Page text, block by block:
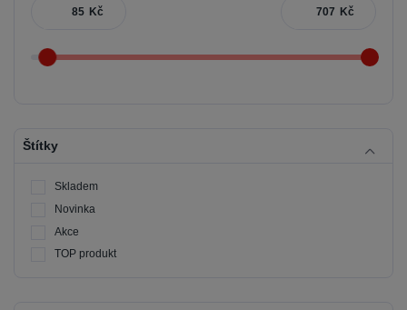
Kč Kč
Štítky
Skladem
Novinka
Akce
TOP produkt